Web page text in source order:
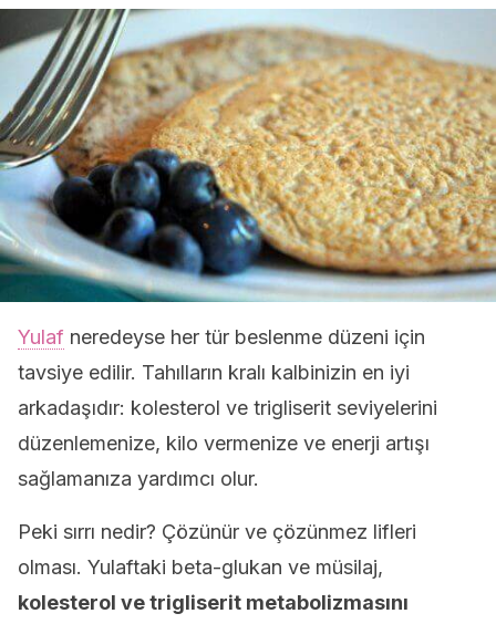
Yulaf neredeyse her tür beslenme düzeni için
tavsiye edilir. Tahılların kralı kalbinizin en iyi
arkadaşıdır: kolesterol ve trigliserit seviyelerini
düzenlemenize, kilo vermenize ve enerji artışı
sağlamanıza yardımcı olur.
Peki sırrı nedir? Çözünür ve çözünmez lifleri
olması. Yulaftaki beta-glukan ve müsilaj,
kolesterol ve trigliserit metabolizmasını